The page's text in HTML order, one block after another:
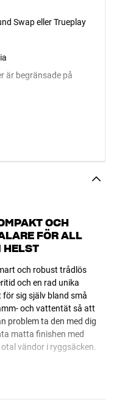
Swap eller Trueplay
är begränsade på
OCH
FÖR ALL
HELST
och robust trådlös
och en rad unika
sig själv bland små
och vattentät så att
problem ta den med dig
matta finishen med
vändor i ryggsäcken.
är SL-utgåvan utan
du istället spara en slant